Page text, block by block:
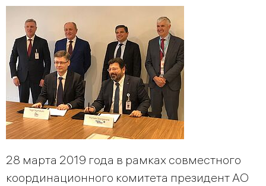
28 марта 2019 года в рамках совместного
координационного комитета президент АО